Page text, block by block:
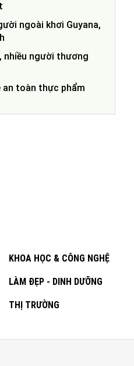
ngoài khơi Guyana,
nhiều người thương
an toàn thực phẩm
KHOA HỌC & CÔNG NGHỆ
LÀM ĐẸP - DINH DƯỠNG
THỊ TRƯỜNG